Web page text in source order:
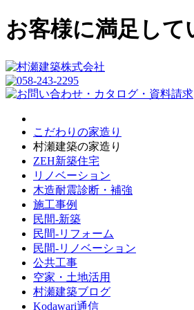
お客様に満足し
こだわりの家造り
村瀬建築の家造り
ZEH新築住宅
リノベーション
木造耐震診断・補強
施工事例
民間-新築
民間-リフォーム
民間-リノベーション
公共工事
空家・土地活用
村瀬建築ブログ
Kodawari通信